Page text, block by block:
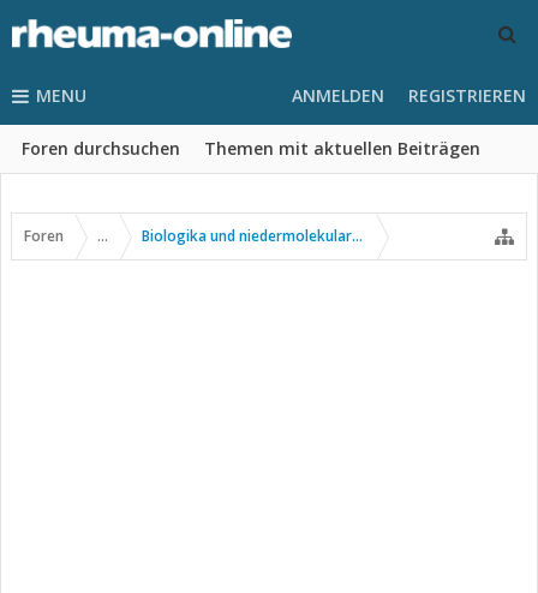
MENU
Foren durchsuchen Themen mit aktuellen Beiträgen
ANMELDEN REGISTRIEREN
Foren ... Biologika und niedermolekulare Wirkstoffe